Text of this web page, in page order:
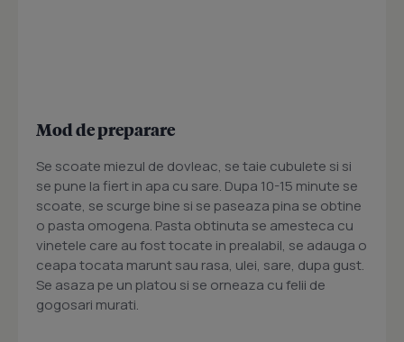
Mod de preparare
Se scoate miezul de dovleac, se taie cubulete si si
se pune la fiert in apa cu sare. Dupa 10-15 minute se
scoate, se scurge bine si se paseaza pina se obtine
o pasta omogena. Pasta obtinuta se amesteca cu
vinetele care au fost tocate in prealabil, se adauga o
ceapa tocata marunt sau rasa, ulei, sare, dupa gust.
Se asaza pe un platou si se orneaza cu felii de
gogosari murati.